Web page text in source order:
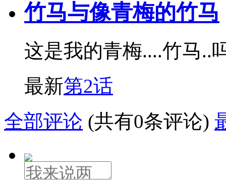
竹马与像青梅的竹马
这是我的青梅....竹马..
最新第2话
全部评论 (共有0条评论)